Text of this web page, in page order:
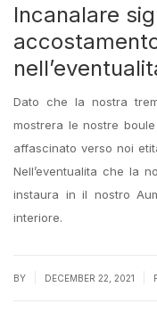
Incanalare
Dato che la nostra
mostrera le nostre
affascinato verso noi
Nell’eventualita che la
instaura in il nostro
interiore.
BY DECEMBER 22, 2021